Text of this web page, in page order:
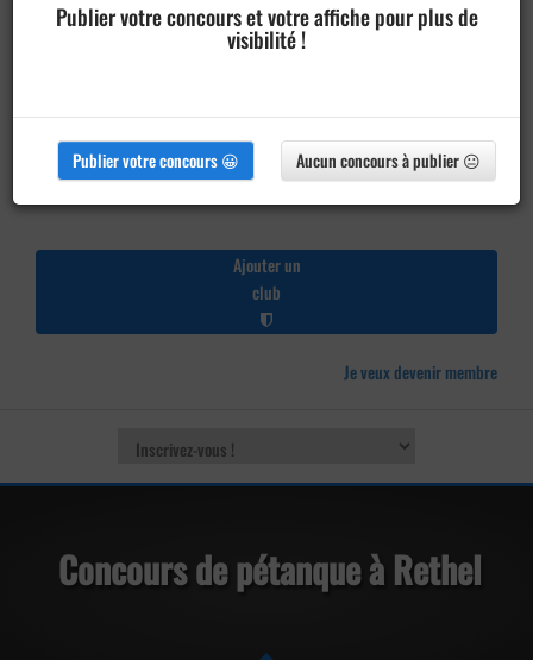
Ajouter un
club
Je veux devenir membre
Concours de pétanque à Rethel
Publier votre concours et votre affiche pour plus de
visibilité !
Publier votre concours 😀 Aucun concours à publier 😐